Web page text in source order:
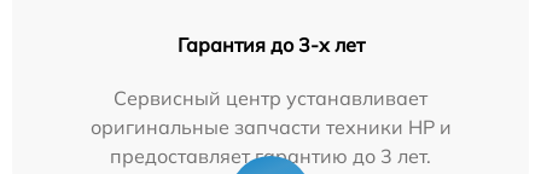
Гарантия до 3-х лет
Сервисный центр устанавливает
оригинальные запчасти техники HP и
предоставляет гарантию до 3 лет.